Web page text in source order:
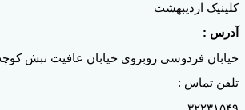
کلینیک اردیبهشت
آدرس :
خیابان فردوسی روبروی خیابان عافیت نبش
تلفن تماس :